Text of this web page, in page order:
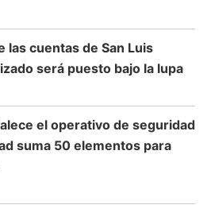
las cuentas de San Luis
será puesto bajo la lupa
el operativo de seguridad
suma 50 elementos para